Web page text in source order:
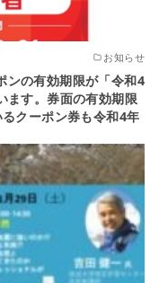
お知らせ
の有効期限が「令和4
ます。券面の有効期限
クーポン券も令和4年